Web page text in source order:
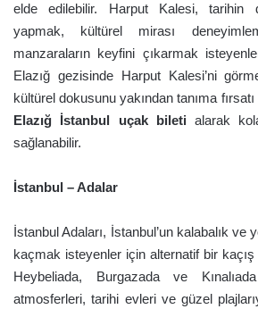
elde edilebilir. Harput Kalesi, tarihin
yapmak, kültürel mirası
manzaraların keyfini çıkarmak
Elazığ gezisinde Harput Kalesi’ni
kültürel dokusunu yakından tanıma
Elazığ İstanbul uçak bileti alarak
sağlanabilir.
İstanbul – Adalar
İstanbul Adaları, İstanbul’un kalabalık ve
kaçmak isteyenler için alternatif bir kaçış
Heybeliada, Burgazada ve
atmosferleri, tarihi evleri ve güzel